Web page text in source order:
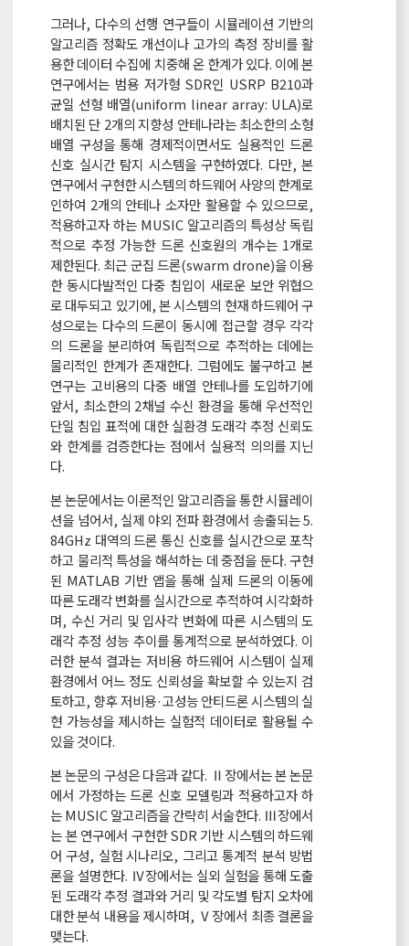
그러나, 다수의 선행 연구들이 시뮬레이션 기반의
알고리즘 정확도 개선이나 고가의 측정 장비를 활
용한 데이터 수집에 치중해 온 한계가 있다. 이에 본
연구에서는 범용 저가형 SDR인 USRP B210과
균일 선형 배열(uniform linear array: ULA)로
배치된 단 2개의 지향성 안테나라는 최소한의 소형
배열 구성을 통해 경제적이면서도 실용적인 드론
신호 실시간 탐지 시스템을 구현하였다. 다만, 본
연구에서 구현한 시스템의 하드웨어 사양의 한계로
인하여 2개의 안테나 소자만 활용할 수 있으므로,
적용하고자 하는 MUSIC 알고리즘의 특성상 독립
적으로 추정 가능한 드론 신호원의 개수는 1개로
제한된다. 최근 군집 드론(swarm drone)을 이용
한 동시다발적인 다중 침입이 새로운 보안 위협으
로 대두되고 있기에, 본 시스템의 현재 하드웨어 구
성으로는 다수의 드론이 동시에 접근할 경우 각각
의 드론을 분리하여 독립적으로 추적하는 데에는
물리적인 한계가 존재한다. 그럼에도 불구하고 본
연구는 고비용의 다중 배열 안테나를 도입하기에
앞서, 최소한의 2채널 수신 환경을 통해 우선적인
단일 침입 표적에 대한 실환경 도래각 추정 신뢰도
와 한계를 검증한다는 점에서 실용적 의의를 지닌
다.
본 논문에서는 이론적인 알고리즘을 통한 시뮬레이
션을 넘어서, 실제 야외 전파 환경에서 송출되는 5.
84GHz 대역의 드론 통신 신호를 실시간으로 포착
하고 물리적 특성을 해석하는 데 중점을 둔다. 구현
된 MATLAB 기반 앱을 통해 실제 드론의 이동에
따른 도래각 변화를 실시간으로 추적하여 시각화하
며, 수신 거리 및 입사각 변화에 따른 시스템의 도
래각 추정 성능 추이를 통계적으로 분석하였다. 이
러한 분석 결과는 저비용 하드웨어 시스템이 실제
환경에서 어느 정도 신뢰성을 확보할 수 있는지 검
토하고, 향후 저비용·고성능 안티드론 시스템의 실
현 가능성을 제시하는 실험적 데이터로 활용될 수
있을 것이다.
본 논문의 구성은 다음과 같다. Ⅱ장에서는 본 논문
에서 가정하는 드론 신호 모델링과 적용하고자 하
는 MUSIC 알고리즘을 간략히 서술한다. Ⅲ장에서
는 본 연구에서 구현한 SDR 기반 시스템의 하드웨
어 구성, 실험 시나리오, 그리고 통계적 분석 방법
론을 설명한다. Ⅳ장에서는 실외 실험을 통해 도출
된 도래각 추정 결과와 거리 및 각도별 탐지 오차에
대한 분석 내용을 제시하며, Ⅴ장에서 최종 결론을
맺는다.